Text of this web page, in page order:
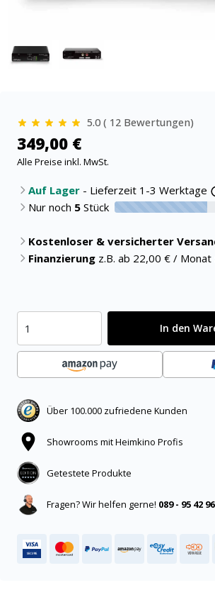
5.0 ( 12 Bewertungen)
349,00 €
Alle Preise inkl. MwSt.
Auf Lager - Lieferzeit 1-3 Werktage
Nur noch 5 Stück 50% verfügbar
Kostenloser & versicherter
Finanzierung z.B. ab 22,00 € / Monat
In den
Über 100.000 zufriedene Kunden
Showrooms mit Heimkino Profis
Getestete Produkte
Fragen? Wir helfen gerne! 089 - 95 42